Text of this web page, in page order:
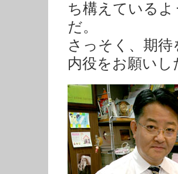
ち構えている
だ。
さっそく、期
内役をお願いし